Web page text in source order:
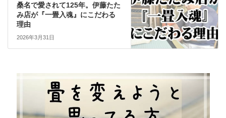
桑名で愛されて125年。伊藤たた
み店が『一畳入魂』にこだわる
理由
2026年3月31日